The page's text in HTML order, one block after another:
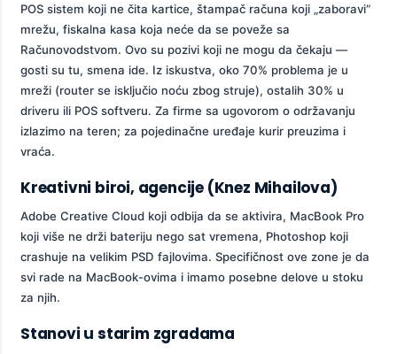
POS sistem koji ne čita kartice, štampač računa koji „zaboravi“
mrežu, fiskalna kasa koja neće da se poveže sa
Računovodstvom. Ovo su pozivi koji ne mogu da čekaju —
gosti su tu, smena ide. Iz iskustva, oko 70% problema je u
mreži (router se isključio noću zbog struje), ostalih 30% u
driveru ili POS softveru. Za firme sa ugovorom o održavanju
izlazimo na teren; za pojedinačne uređaje kurir preuzima i
vraća.
Kreativni biroi, agencije (Knez Mihailova)
Adobe Creative Cloud koji odbija da se aktivira, MacBook Pro
koji više ne drži bateriju nego sat vremena, Photoshop koji
crashuje na velikim PSD fajlovima. Specifičnost ove zone je da
svi rade na MacBook-ovima i imamo posebne delove u stoku
za njih.
Stanovi u starim zgradama